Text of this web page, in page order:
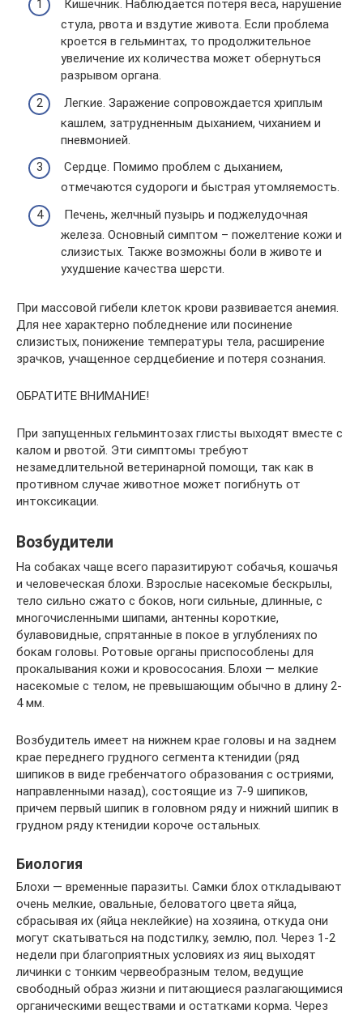
Кишечник. Наблюдается потеря веса, нарушение
стула, рвота и вздутие живота. Если проблема
кроется в гельминтах, то продолжительное
увеличение их количества может обернуться
разрывом органа.
Легкие. Заражение сопровождается хриплым
кашлем, затрудненным дыханием, чиханием и
пневмонией.
Сердце. Помимо проблем с дыханием,
отмечаются судороги и быстрая утомляемость.
Печень, желчный пузырь и поджелудочная
железа. Основный симптом – пожелтение кожи и
слизистых. Также возможны боли в животе и
ухудшение качества шерсти.
При массовой гибели клеток крови развивается анемия.
Для нее характерно побледнение или посинение
слизистых, понижение температуры тела, расширение
зрачков, учащенное сердцебиение и потеря сознания.
ОБРАТИТЕ ВНИМАНИЕ!
При запущенных гельминтозах глисты выходят вместе с
калом и рвотой. Эти симптомы требуют
незамедлительной ветеринарной помощи, так как в
противном случае животное может погибнуть от
интоксикации.
Возбудители
На собаках чаще всего паразитируют собачья, кошачья
и человеческая блохи. Взрослые насекомые бескрылы,
тело сильно сжато с боков, ноги сильные, длинные, с
многочисленными шипами, антенны короткие,
булавовидные, спрятанные в покое в углублениях по
бокам головы. Ротовые органы приспособлены для
прокалывания кожи и кровососания. Блохи — мелкие
насекомые с телом, не превышающим обычно в длину 2-
4 мм.
Возбудитель имеет на нижнем крае головы и на заднем
крае переднего грудного сегмента ктенидии (ряд
шипиков в виде гребенчатого образования с остриями,
направленными назад), состоящие из 7-9 шипиков,
причем первый шипик в головном ряду и нижний шипик в
грудном ряду ктенидии короче остальных.
Биология
Блохи — временные паразиты. Самки блох откладывают
очень мелкие, овальные, беловатого цвета яйца,
сбрасывая их (яйца неклейкие) на хозяина, откуда они
могут скатываться на подстилку, землю, пол. Через 1-2
недели при благоприятных условиях из яиц выходят
личинки с тонким червеобразным телом, ведущие
свободный образ жизни и питающиеся разлагающимися
органическими веществами и остатками корма. Через